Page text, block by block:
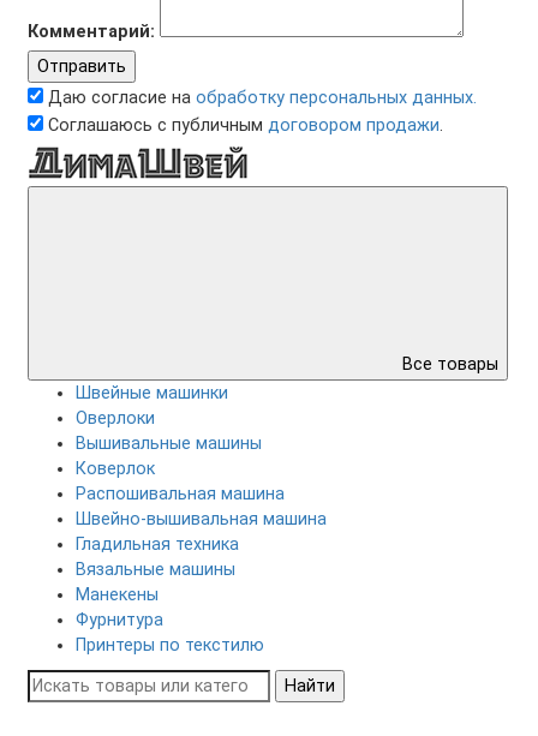
Комментарий:
Отправить
Даю согласие на обработку персональных данных.
Соглашаюсь с публичным договором продажи.
Все товары
Швейные машинки
Оверлоки
Вышивальные машины
Коверлок
Распошивальная машина
Швейно-вышивальная машина
Гладильная техника
Вязальные машины
Манекены
Фурнитура
Принтеры по текстилю
Найти